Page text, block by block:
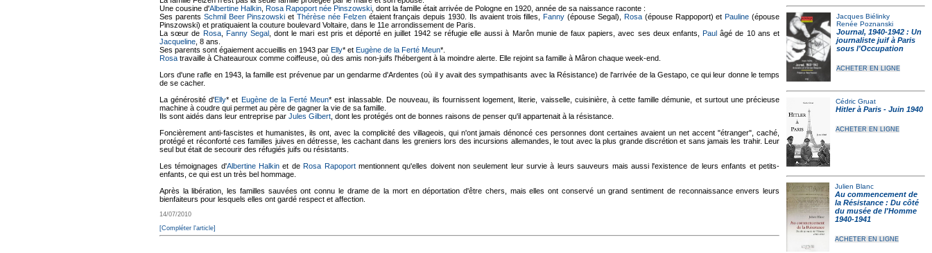
Jacques Biélinky
Renée Poznanski
Journal, 1940-1942 : Un
journaliste juif à Paris
sous l'Occupation
ACHETER EN LIGNE
Cédric Gruat
Hitler à Paris - Juin 1940
ACHETER EN LIGNE
Julien Blanc
Au commencement de
la Résistance : Du côté
du musée de l'Homme
1940-1941
ACHETER EN LIGNE
Une cousine d'Albertine Halkin Rosa Rapoport née Pinszowski , dont la famille était arrivée de Pologne en 1920, année de sa naissance raconte :
Ses parents Schmil Beer Pinszowski etThérèse née Felzenétaient français depuis 1930. Ils avaient trois filles,Fanny (épouse Segal), Rosa(épouse Rappoport) etPauline (épouse
Pinszowski) et pratiquaient la couture boulevard Voltaire, dans le 11e arrondissement de Paris.
La sœur de Rosa, Fanny Segal, dont le mari est pris et déporté en juillet 1942 se réfugie elle aussi à Marôn munie de faux papiers, avec ses deux enfants,Paul âgé de 10 ans et
Jacqueline , 8 ans.
Ses parents sont égaiement accueillis en 1943 par Elly* et Eugène de la Ferté Meun*.
Rosa travaille à Chateauroux comme coiffeuse, où des amis non-juifs l'hébergent à la moindre alerte. Elle rejoint sa famille à Mâron chaque week-end.
Lors d'une rafle en 1943, la famille est prévenue par un gendarme d'Ardentes (où il y avait des sympathisants avec la Résistance) de l'arrivée de la Gestapo, ce qui leur donne le temps
de se cacher.
La générosité d'Elly* et Eugène de la Ferté Meun* est inlassable. De nouveau, ils fournissent logement, literie, vaisselle, cuisinière, à cette famille démunie, et surtout une précieuse
machine à coudre qui permet au père de gagner la vie de sa famille.
Ils sont aidés dans leur entreprise par Jules Gilbert , dont les protégés ont de bonnes raisons de penser qu'il appartenait à la résistance.
Foncièrement anti-fascistes et humanistes, ils ont, avec la complicité des villageois, qui n'ont jamais dénoncé ces personnes dont certaines avaient un net accent "étranger", caché,
protégé et réconforté ces familles juives en détresse, les cachant dans les greniers lors des incursions allemandes, le tout avec la plus grande discrétion et sans jamais les trahir. Leur
seul but était de secourir des réfugiés juifs ou résistants.
Les témoignages d'Albertine Halkin et deRosa Rapoportmentionnent qu'elles doivent non seulement leur survie à leurs sauveurs mais aussi l'existence de leurs enfants et petits-
enfants, ce qui est un très bel hommage.
Après la libération, les familles sauvées ont connu le drame de la mort en déportation d'être chers, mais elles ont conservé un grand sentiment de reconnaissance envers leurs
bienfaiteurs pour lesquels elles ont gardé respect et affection.
14/07/2010
[Compléter l'article]